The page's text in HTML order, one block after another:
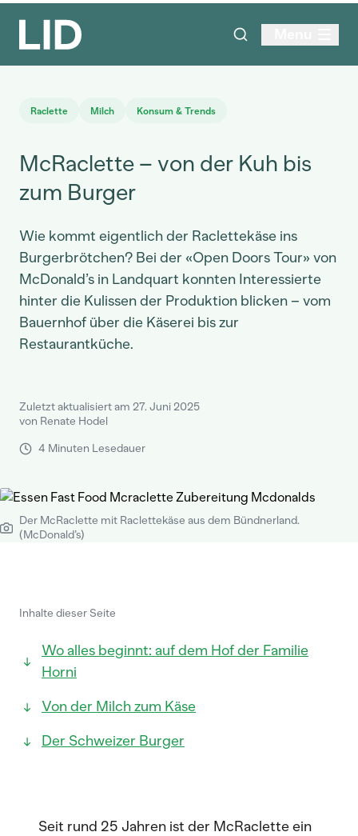
Raclette Milch Konsum & Trends
McRaclette – von der Kuh bis
zum Burger
Wie kommt eigentlich der Raclettekäse ins
Burgerbrötchen? Bei der «Open Doors Tour» von
McDonald’s in Landquart konnten Interessierte
hinter die Kulissen der Produktion blicken – vom
Bauernhof über die Käserei bis zur
Restaurantküche.
Zuletzt aktualisiert am 27. Juni 2025
von Renate Hodel
4 Minuten Lesedauer
Der McRaclette mit Raclettekäse aus dem Bündnerland.
(McDonald’s)
Inhalte dieser Seite
Wo alles beginnt: auf dem Hof der Familie
Horni
Von der Milch zum Käse
Der Schweizer Burger
Seit rund 25 Jahren ist der McRaclette ein